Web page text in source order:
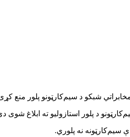
د پلور استازولیو ته ابلاغ شوی
سیم‌کارټونه نه پلوري.